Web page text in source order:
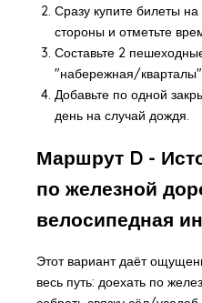
Сразу купите билеты
стороны и отметьте
Составьте 2
"набережная/
Добавьте по одной
день на случай дождя.
Маршрут D -
по железной
велосипедная
Этот вариант даёт
весь путь: доехать по